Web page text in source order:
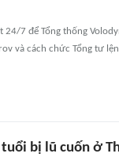
7 để Tổng thống
và cách chức Tổng tư
bị lũ cuốn ở